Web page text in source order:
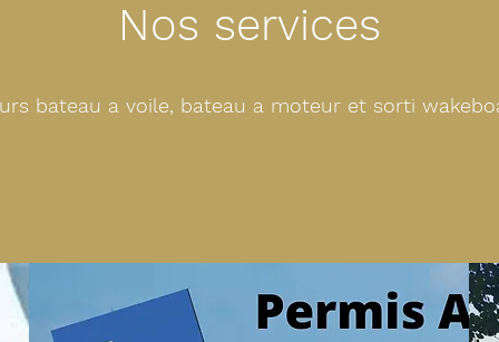
Nos services
bateau a voile, bateau a moteur et sorti